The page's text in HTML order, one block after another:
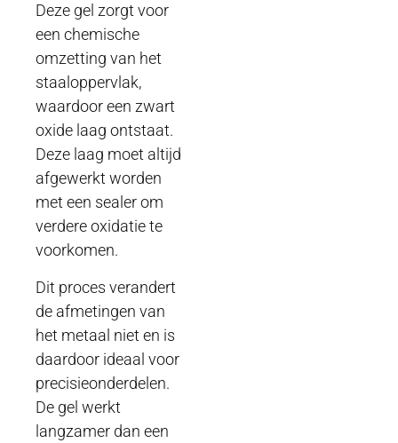
Deze gel zorgt voor
een chemische
omzetting van het
staaloppervlak,
waardoor een zwart
oxide laag ontstaat.
Deze laag moet altijd
afgewerkt worden
met een sealer om
verdere oxidatie te
voorkomen.
Dit proces verandert
de afmetingen van
het metaal niet en is
daardoor ideaal voor
precisieonderdelen.
De gel werkt
langzamer dan een